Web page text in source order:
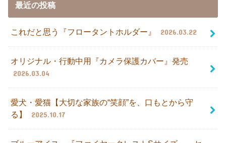
最近の投稿
これだと思う『フロータントホルダー』 2026.03.22
オリジナル・行動中用『カメラ保護カバー』発売
2026.03.04
愛犬・愛猫【大切な家族の“笑顔”を、口もとから守
る】
2025.10.17